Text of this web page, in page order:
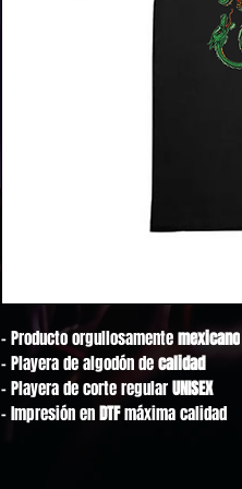
- Producto orgullosamentemexicano
- Playera de algodón decalidad
- Playera de corte regularUNISEX
- Impresión enDTFmáxima calidad